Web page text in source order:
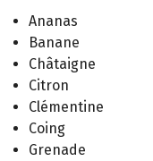
Ananas
Banane
Châtaigne
Citron
Clémentine
Coing
Grenade